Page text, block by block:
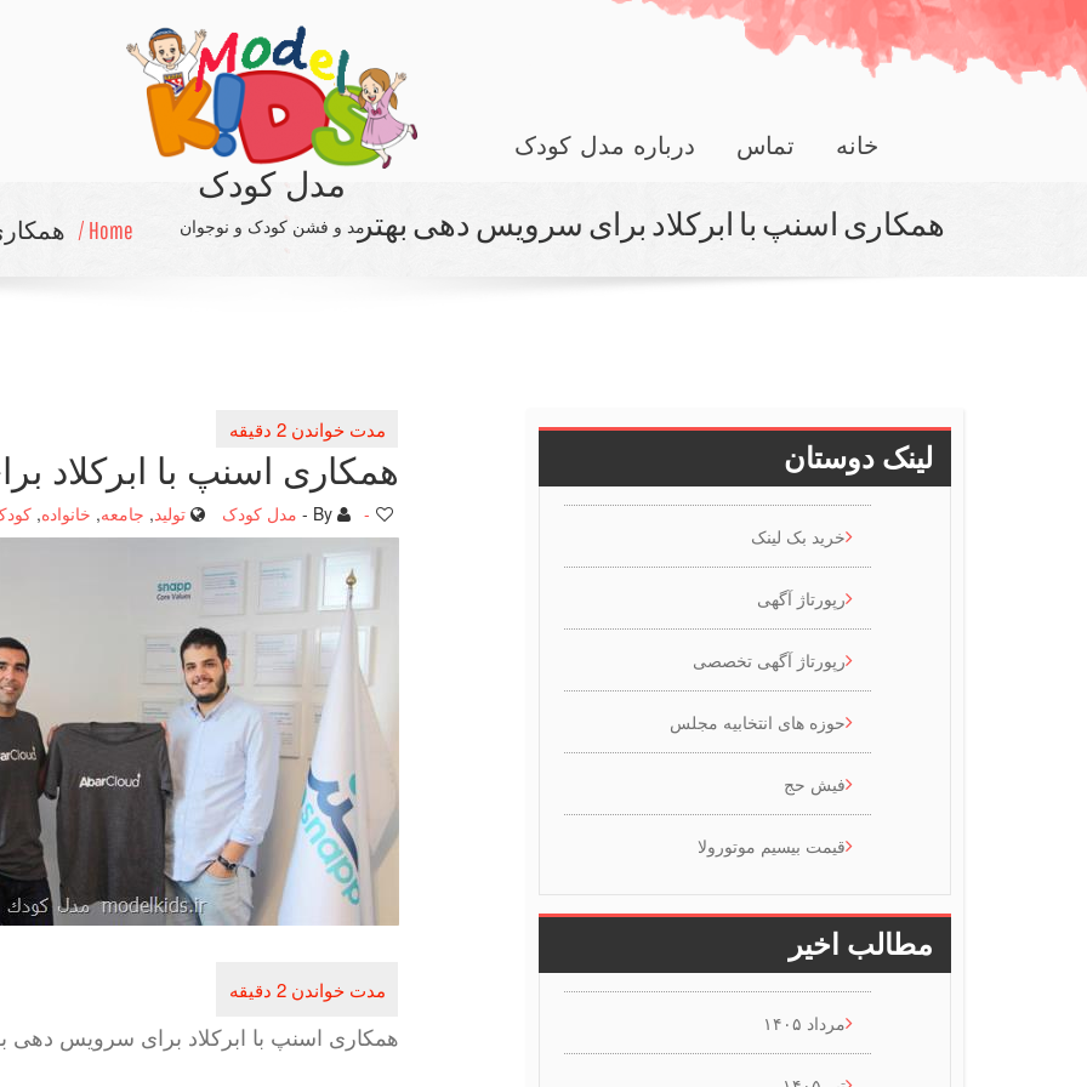
مدل کودک
مد و فشن کودک و نوجوان
خانه تماس درباره مدل کودک
Home / همكاری اسنپ با ابركلاد برای سرویس دهی بهتر
همكاری اسنپ با ابركلاد
مدل کودک تولید, جامعه, خانواده, -
همكاری اسنپ با ابركلاد برای سرویس دهی
لینک دوستان
خرید بک لینک
رپورتاژ آگهی
رپورتاژ آگهی تخصصی
حوزه های انتخابیه مجلس
فیش حج
قیمت بیسیم موتورولا
مطالب اخیر
مرداد ۱۴۰۵